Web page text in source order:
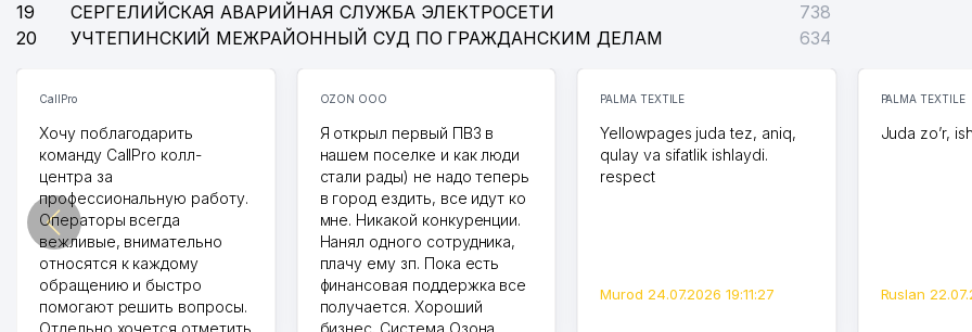
19
СЕРГЕЛИЙСКАЯ АВАРИЙНАЯ СЛУЖБА ЭЛЕКТРОСЕТИ
738
20
УЧТЕПИНСКИЙ МЕЖРАЙОННЫЙ СУД ПО ГРАЖДАНСКИМ ДЕЛАМ 634
CallPro
Хочу поблагодарить
команду CallPro колл-
центра за
профессиональную работу.
Операторы всегда
вежливые, внимательно
относятся к каждому
обращению и быстро
помогают решить вопросы.
Отдельно хочется отметить
OZON ООО
Я открыл первый ПВЗ в
нашем поселке и как люди
стали рады) не надо теперь
в город ездить, все идут ко
мне. Никакой конкуренции.
Нанял одного сотрудника,
плачу ему зп. Пока есть
финансовая поддержка все
получается. Хороший
бизнес. Система Озона
PALMA TEXTILE
Yellowpages juda tez, aniq,
qulay va sifatlik ishlaydi.
respect
Murod 24.07.2026 19:11:27
PALMA TEXTILE
Juda zo’r,
Ruslan